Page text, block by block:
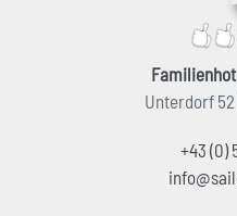
Unterdorf 52
+43 (0)